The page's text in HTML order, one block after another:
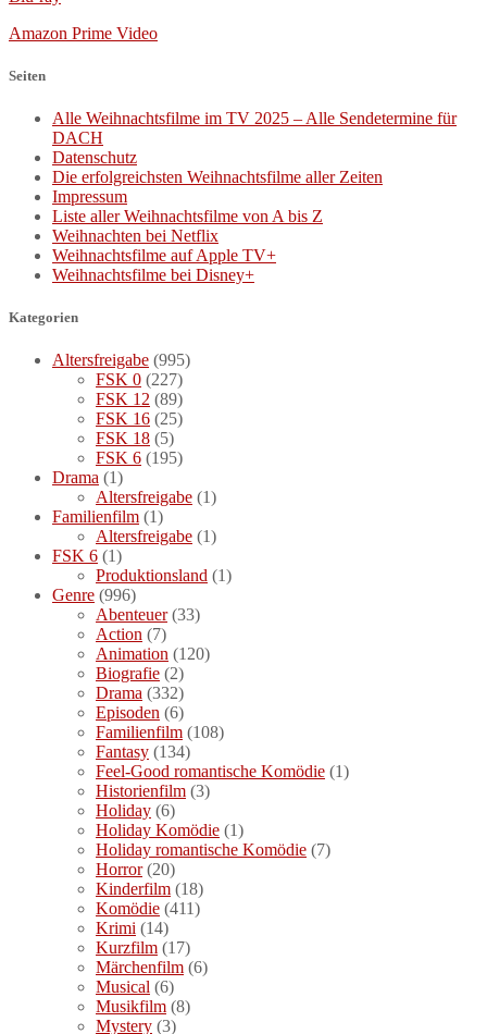
Amazon Prime Video
Seiten
Alle Weihnachtsfilme im TV 2025 – Alle Sendetermine für
DACH
Datenschutz
Die erfolgreichsten Weihnachtsfilme aller Zeiten
Impressum
Liste aller Weihnachtsfilme von A bis Z
Weihnachten bei Netflix
Weihnachtsfilme auf Apple TV+
Weihnachtsfilme bei Disney+
Kategorien
Altersfreigabe (995)
FSK 0 (227)
FSK 12 (89)
FSK 16 (25)
FSK 18 (5)
FSK 6 (195)
Drama (1)
Altersfreigabe (1)
Familienfilm (1)
Altersfreigabe (1)
FSK 6 (1)
Produktionsland (1)
Genre (996)
Abenteuer(33)
Action (7)
Animation (120)
Biografie (2)
Drama (332)
Episoden (6)
Familienfilm (108)
Fantasy (134)
Feel-Good romantische Komödie (1)
Historienfilm (3)
Holiday (6)
Holiday Komödie (1)
Holiday romantische Komödie (7)
Horror(20)
Kinderfilm (18)
Komödie (411)
Krimi (14)
Kurzfilm (17)
Märchenfilm (6)
Musical (6)
Musikfilm (8)
Mystery (3)